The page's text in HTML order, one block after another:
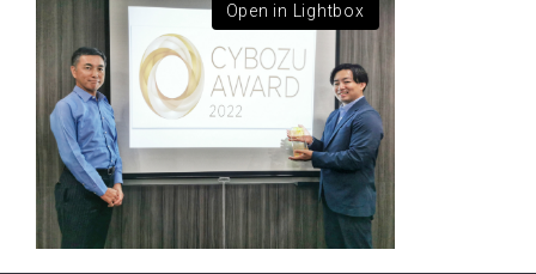
Open in Lightbox